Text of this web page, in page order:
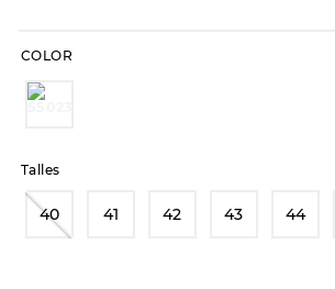
COLOR
Talles
40 41 42 43 44